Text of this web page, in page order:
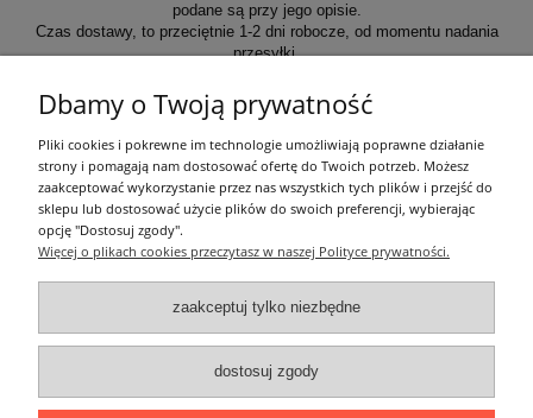
podane są przy jego opisie.
Czas dostawy, to przeciętnie 1-2 dni robocze, od momentu nadania
przesyłki.
Informacje ogólne
Zakupy
Moje konto
Pozostałe
Łatwy dojazd z Sopotu, Gdańska i Gdyni - przekonaj się i kup również na
miejscu!
Dbamy o Twoją prywatność
Pliki cookies i pokrewne im technologie umożliwiają poprawne działanie
strony i pomagają nam dostosować ofertę do Twoich potrzeb. Możesz
zaakceptować wykorzystanie przez nas wszystkich tych plików i przejść do
sklepu lub dostosować użycie plików do swoich preferencji, wybierając
opcję "Dostosuj zgody".
Więcej o plikach cookies przeczytasz w naszej Polityce prywatności.
zaakceptuj tylko niezbędne
dostosuj zgody